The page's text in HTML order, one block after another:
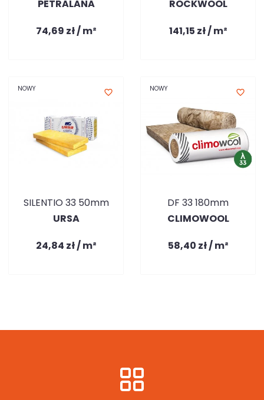
PETRALANA
74,69 zł / m²
ROCKWOOL
141,15 zł / m²
NOWY favorite_border
SILENTIO 33 50mm
URSA
24,84 zł / m²
NOWY favorite_border
DF 33 180mm
CLIMOWOOL
58,40 zł / m²